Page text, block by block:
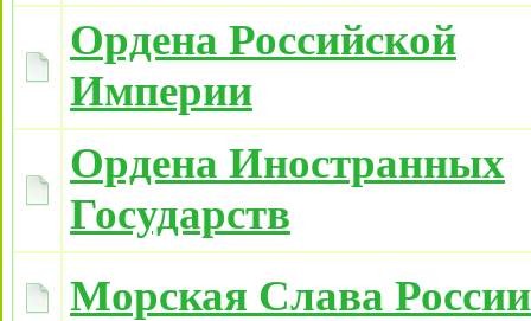
Ордена Российской
Империи
Ордена Иностранных
Государств
Морская Слава России